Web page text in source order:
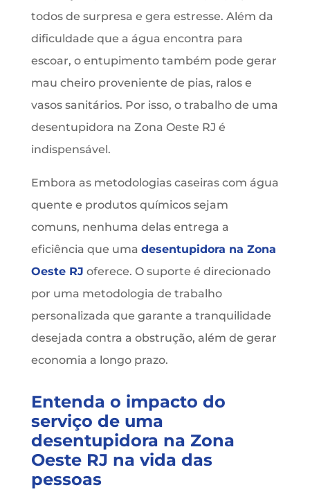
todos de surpresa e gera estresse. Além da
dificuldade que a água encontra para
escoar, o entupimento também pode gerar
mau cheiro proveniente de pias, ralos e
vasos sanitários. Por isso, o trabalho de uma
desentupidora na Zona Oeste RJ é
indispensável.
Embora as metodologias caseiras com água
quente e produtos químicos sejam
comuns, nenhuma delas entrega a
eficiência que uma desentupidora na Zona
Oeste RJ oferece. O suporte é direcionado
por uma metodologia de trabalho
personalizada que garante a tranquilidade
desejada contra a obstrução, além de gerar
economia a longo prazo.
Entenda o impacto do
serviço de uma
desentupidora na Zona
Oeste RJ na vida das
pessoas